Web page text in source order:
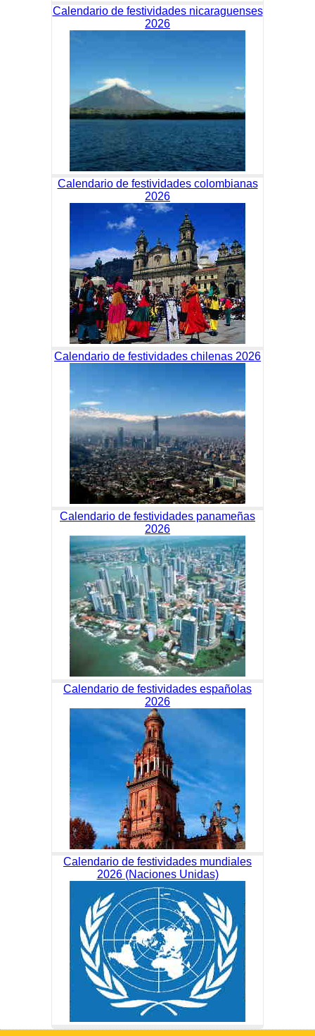
Calendario de festividades nicaraguenses
2026
Calendario de festividades colombianas
2026
Calendario de festividades chilenas 2026
Calendario de festividades panameñas
2026
Calendario de festividades españolas
2026
Calendario de festividades mundiales
2026 (Naciones Unidas)